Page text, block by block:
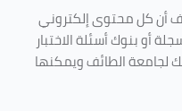
أن كل محتوى إلكتروني
أو بنوك أسئلة الاختبار
لجامعة الطائف ويمكنها